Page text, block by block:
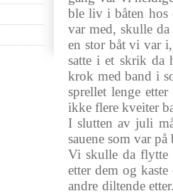
ble liv ibåten hos
var med, skulle da
en stor båtvivar
satte i et skrik da
krok med band i
sprellet lenge etter
ikke flere kveiter
Islutten av juli
sauene som var på
Vi skulle da flytte
etter dem og kaste
andre diltende etter